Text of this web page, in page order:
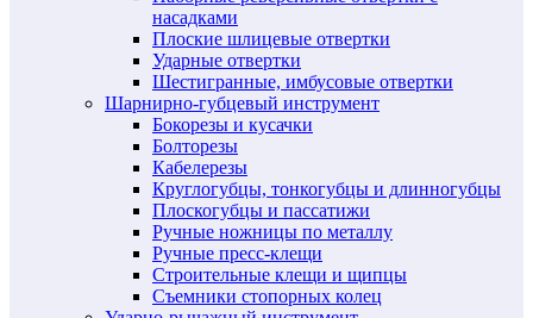
насадками
Плоские шлицевые отвертки
Ударные отвертки
Шестигранные, имбусовые отвертки
Шарнирно-губцевый инструмент
Бокорезы и кусачки
Болторезы
Кабелерезы
Круглогубцы, тонкогубцы и длинногубцы
Плоскогубцы и пассатижи
Ручные ножницы по металлу
Ручные пресс-клещи
Строительные клещи и щипцы
Съемники стопорных колец